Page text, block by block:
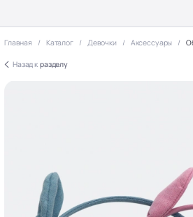
Главная Каталог Девочки Аксессуары
Назад к разделу